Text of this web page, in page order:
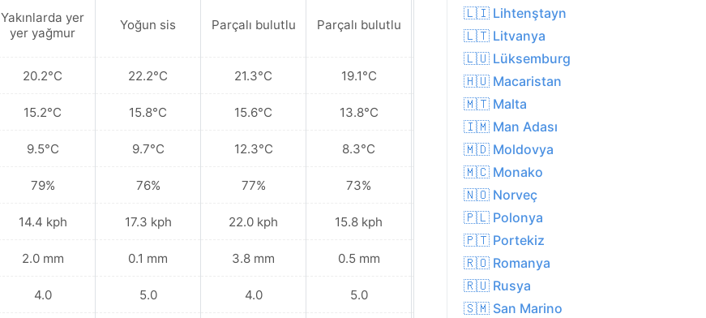
Yakınlarda yer
yer yağmur
20.2°C
15.2°C
9.5°C
79%
14.4 kph
2.0 mm
4.0
Yoğun sis
22.2°C
15.8°C
9.7°C
76%
17.3 kph
0.1 mm
5.0
Parçalı bulutlu
21.3°C
15.6°C
12.3°C
77%
22.0 kph
3.8 mm
4.0
Parçalı bulutlu
19.1°C
13.8°C
8.3°C
73%
15.8 kph
0.5 mm
5.0
19.9°C
13.5°C
6.9°C
67%
13.0 kph
0.0 mm
5.0
🇱🇮 Lihtenştayn
🇱🇹 Litvanya
🇱🇺 Lüksemburg
🇭🇺 Macaristan
🇲🇹 Malta
🇮🇲 Man Adası
🇲🇩 Moldovya
🇲🇨 Monako
🇳🇴 Norveç
🇵🇱 Polonya
🇵🇹 Portekiz
🇷🇴 Romanya
🇷🇺 Rusya
🇸🇲 San Marino